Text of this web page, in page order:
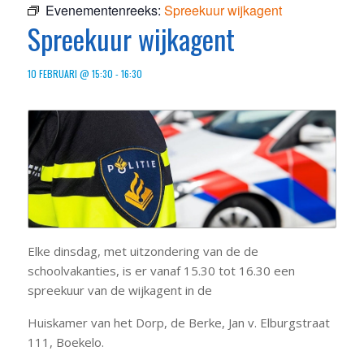
Evenementenreeks: Spreekuur wijkagent
Spreekuur wijkagent
10 FEBRUARI @ 15:30 -16:30
Elke dinsdag, met uitzondering van de de
schoolvakanties, is er vanaf 15.30 tot 16.30 een
spreekuur van de wijkagent in de
Huiskamer van het Dorp, de Berke, Jan v. Elburgstraat
111, Boekelo.